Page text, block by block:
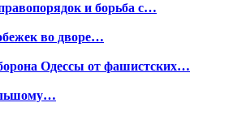
и борьба с…
во дворе…
Одессы от фашистских…